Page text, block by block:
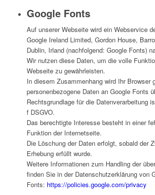
Google Fonts
Auf unserer Webseite wird ein Webservice
Google Ireland Limited, Gordon House,
Dublin, Irland (nachfolgend: Google Fonts)
Wir nutzen diese Daten, um die volle
Webseite zu gewährleisten.
In diesem Zusammenhang wird Ihr Browser
personenbezogene Daten an Google Fonts
Rechtsgrundlage für die Datenverarbeitung
f DSGVO.
Das berechtigte Interesse besteht in einer
Funktion der Internetseite.
Die Löschung der Daten erfolgt, sobald der
Erhebung erfüllt wurde.
Weitere Informationen zum Handling der
finden Sie in der Datenschutzerklärung von
Fonts: https://policies.google.com/privacy